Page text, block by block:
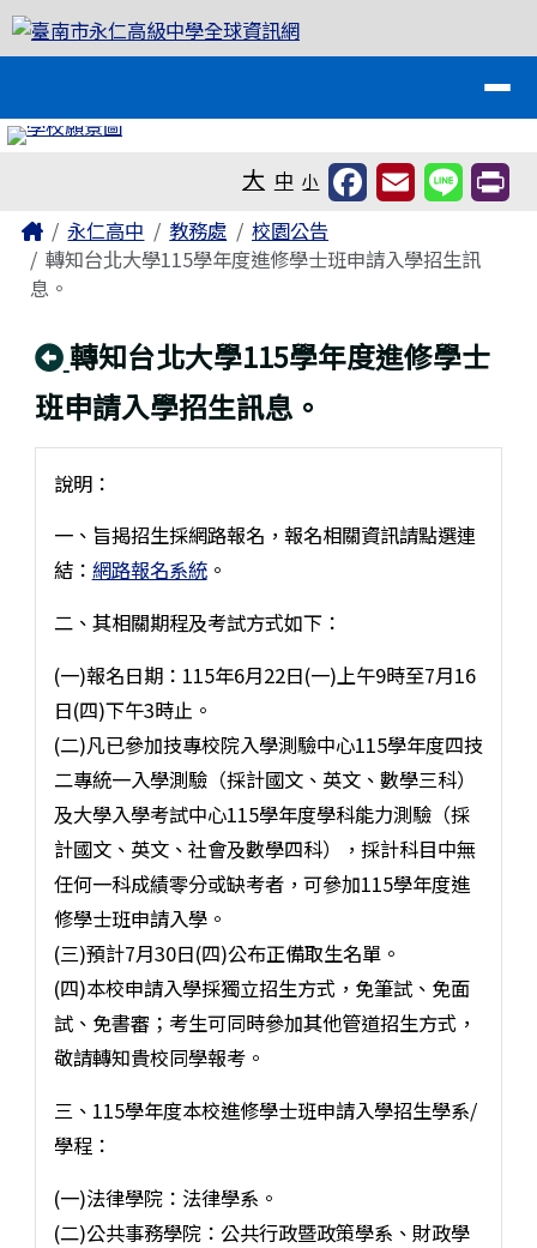
跳至主內容區
臺南市永仁高級中學全球資訊網
大 中 小
主內容區域
Home永仁高中 教務處
校園公告
轉知台北大學115學年度進修學士班申請入學招生訊
息。
回上頁
轉知台北大學115學年度進修學士
班申請入學招生訊息。
說明：
一、旨揭招生採網路報名，報名相關資訊請點選連
結： 網路報名系統。
二、其相關期程及考試方式如下：
(一)報名日期：115年6月22日(一)上午9時至7月16
日(四)下午3時止。
(二)凡已參加技專校院入學測驗中心115學年度四技
二專統一入學測驗（採計國文、英文、數學三科）
及大學入學考試中心115學年度學科能力測驗（採
計國文、英文、社會及數學四科），採計科目中無
任何一科成績零分或缺考者，可參加115學年度進
修學士班申請入學。
(三)預計7月30日(四)公布正備取生名單。
(四)本校申請入學採獨立招生方式，免筆試、免面
試、免書審；考生可同時參加其他管道招生方式，
敬請轉知貴校同學報考。
三、115學年度本校進修學士班申請入學招生學系/
學程：
(一)法律學院：法律學系。
(二)公共事務學院：公共行政暨政策學系、財政學
頁尾區域